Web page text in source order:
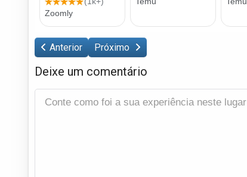
Anterior Próximo
Deixe um comentário